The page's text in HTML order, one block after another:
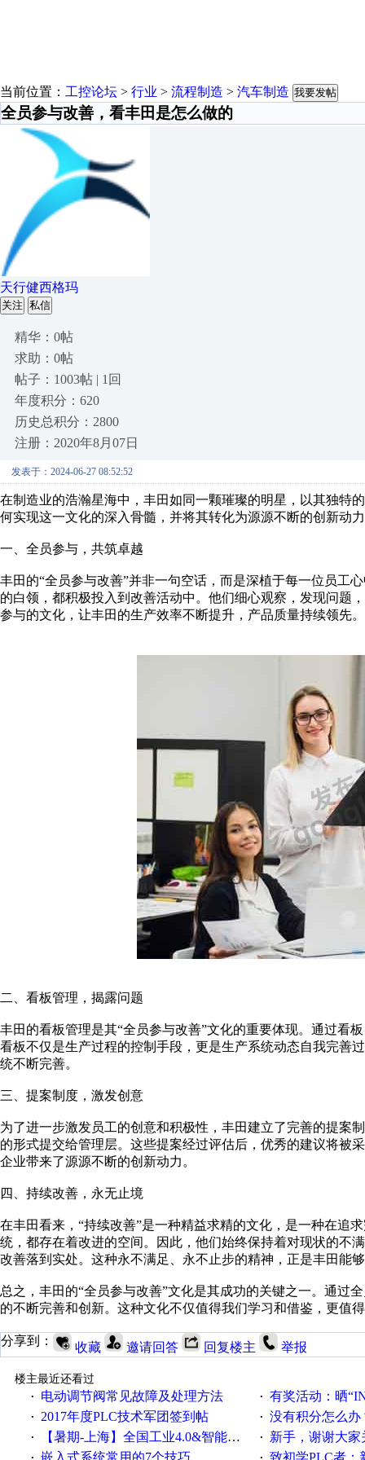
当前位置： 工控论坛 > 行业 > 流程制造 > 汽车制造 我要发帖
全员参与改善，看丰田是怎么做的
天行健西格玛
关注 私信
精华：0帖
求助：0帖
帖子：1003帖 | 1回
年度积分：620
历史总积分：2800
注册：2020年8月07日
发表于：2024-06-27 08:52:52
在制造业的浩瀚星海中，丰田如同一颗璀璨的明星，以其独特
何实现这一文化的深入骨髓，并将其转化为源源不断的创新动
一、全员参与，共筑卓越
丰田的“全员参与改善”并非一句空话，而是深植于每一位员工
的白领，都积极投入到改善活动中。他们细心观察，发现问题
参与的文化，让丰田的生产效率不断提升，产品质量持续领先。
二、看板管理，揭露问题
丰田的看板管理是其“全员参与改善”文化的重要体现。通过看
看板不仅是生产过程的控制手段，更是生产系统动态自我完善
统不断完善。
三、提案制度，激发创意
为了进一步激发员工的创意和积极性，丰田建立了完善的提案
的形式提交给管理层。这些提案经过评估后，优秀的建议将被
企业带来了源源不断的创新动力。
四、持续改善，永无止境
在丰田看来，“持续改善”是一种精益求精的文化，是一种在追
统，都存在着改进的空间。因此，他们始终保持着对现状的不
改善落到实处。这种永不满足、永不止步的精神，正是丰田能
总之，丰田的“全员参与改善”文化是其成功的关键之一。通过
的不断完善和创新。这种文化不仅值得我们学习和借鉴，更值
分享到： 收藏 邀请回答 回复楼主 举报
楼主最近还看过
·
电动调节阀常见故障及处理方法 · 有奖活动：晒
· 2017年度PLC技术军团签到帖 · 没有积分怎么办
· 【暑期-上海】全国工业4.0&智能制造高级培训班通知！ · 新手，谢谢大
嵌入式系统常用的7个技巧 致初学PLC者：新人